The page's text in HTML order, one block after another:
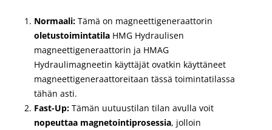
Normaali: Tämä on magneettigeneraattorin
oletustoimintatila HMG Hydraulisen
magneettigeneraattorin ja HMAG
Hydraulimagneetin käyttäjät ovatkin käyttäneet
magneettigeneraattoreitaan tässä toimintatilassa
tähän asti.
Fast-Up: Tämän uutuustilan tilan avulla voit
nopeuttaa magnetointiprosessia, jolloin